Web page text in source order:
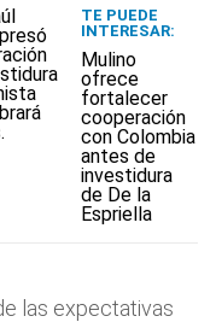
TE PUEDE
INTERESAR:
Mulino
ofrece
fortalecer
cooperación
con Colombia
antes de
investidura
de De la
Espriella
las expectativas